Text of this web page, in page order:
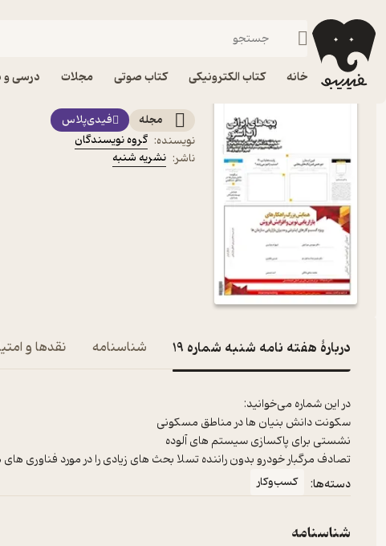
خانه کتاب الکترونیکی کتاب صوتی مجلات درسی و
فیدیبو مجله و نشریه
مجله
فیدی‌پلاس
نویسنده: گروه نویسندگان
ناشر: نشریه شنبه
دربارۀ هفته نامه شنبه شماره 19 شناسنامه نقدها و
تصادف مرگبار خودرو بدون راننده تسلا بحث های زیادی را در مورد فناوری
دسته‌ها: کسب‌وکار
شناسنامه